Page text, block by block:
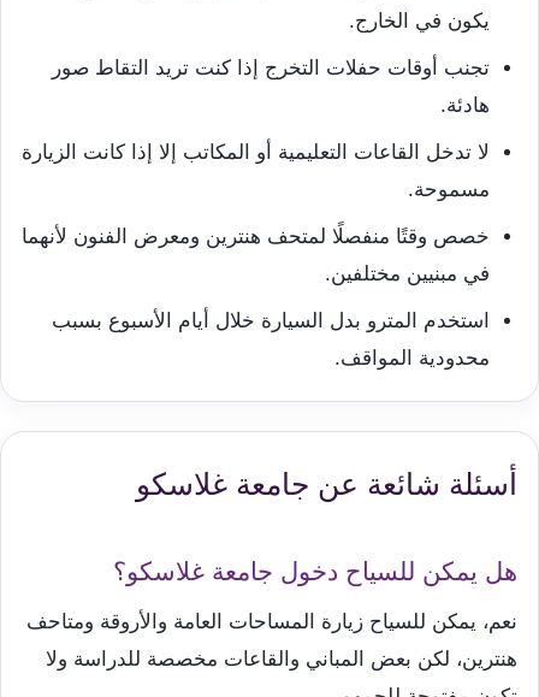
يكون في الخارج.
تجنب أوقات حفلات التخرج إذا كنت تريد التقاط صور
هادئة.
لا تدخل القاعات التعليمية أو المكاتب إلا إذا كانت الزيارة
مسموحة.
خصص وقتًا منفصلًا لمتحف هنترين ومعرض الفنون لأنهما
في مبنيين مختلفين.
استخدم المترو بدل السيارة خلال أيام الأسبوع بسبب
محدودية المواقف.
أسئلة شائعة عن جامعة غلاسكو
هل يمكن للسياح دخول جامعة غلاسكو؟
نعم، يمكن للسياح زيارة المساحات العامة والأروقة ومتاحف
هنترين، لكن بعض المباني والقاعات مخصصة للدراسة ولا